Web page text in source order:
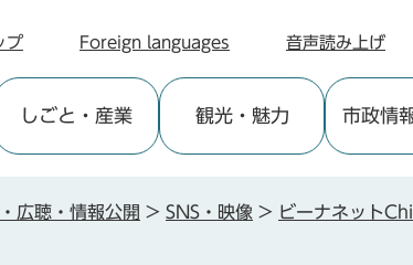
プ Foreign languages 音声読み上げ
しごと ・産業 観光・魅力 市政情
広聴・情報公開 > SNS・映像 > ビーナネット